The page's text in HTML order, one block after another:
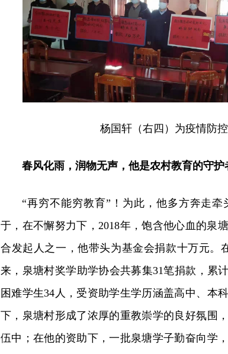
杨国轩（右四）为疫情防
春风化雨，润物无声，他是农村教育的守护
“再穷不能穷教育”！为此，他多方奔走
于，在不懈努力下，2018年，饱含他心血的泉
合发起人之一，他带头为基金会捐款十万元。
来，泉塘村奖学助学协会共募集31笔捐款，累
困难学生34人，受资助学生学历涵盖高中、本
下，泉塘村形成了浓厚的重教崇学的良好氛围
伍中；在他的资助下，一批泉塘学子勤奋向学